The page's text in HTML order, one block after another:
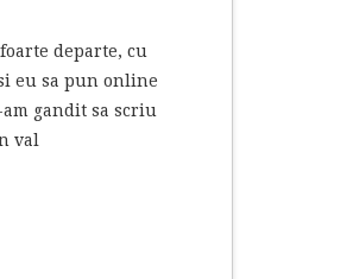
departe, cu
eu sa pun online
gandit sa scriu
val